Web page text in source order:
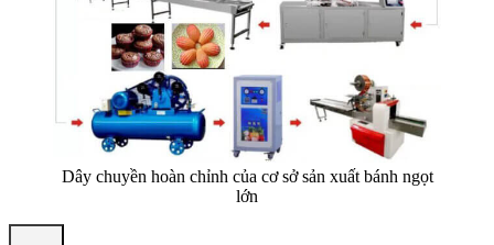
Dây chuyền hoàn chỉnh của cơ sở sản xuất bánh ngọt
lớn